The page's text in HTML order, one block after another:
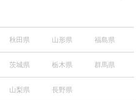
秋田県 山形県 福島県
茨城県 栃木県 群馬県
山梨県 長野県